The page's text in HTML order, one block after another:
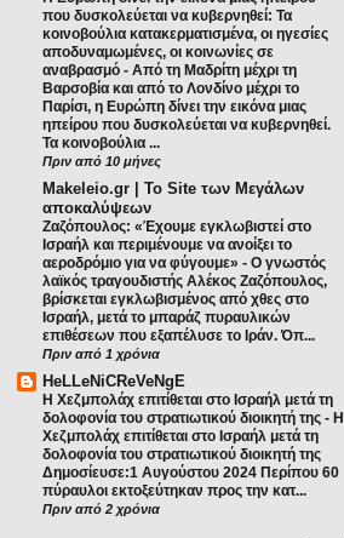
που δυσκολεύεται να κυβερνηθεί: Τα
κοινοβούλια κατακερματισμένα, οι ηγεσίες
αποδυναμωμένες, οι κοινωνίες σε
αναβρασμό - Από τη Μαδρίτη μέχρι τη
Βαρσοβία και από το Λονδίνο μέχρι το
Παρίσι, η Ευρώπη δίνει την εικόνα μιας
ηπείρου που δυσκολεύεται να κυβερνηθεί.
Τα κοινοβούλια ...
Πριν από 10 μήνες
Makeleio.gr | Το Site των Μεγάλων
αποκαλύψεων
Ζαζόπουλος: «Έχουμε εγκλωβιστεί στο
Ισραήλ και περιμένουμε να ανοίξει το
αεροδρόμιο για να φύγουμε» - Ο γνωστός
λαϊκός τραγουδιστής Αλέκος Ζαζόπουλος,
βρίσκεται εγκλωβισμένος από χθες στο
Ισραήλ, μετά το μπαράζ πυραυλικών
επιθέσεων που εξαπέλυσε το Ιράν. Όπ...
Πριν από 1 χρόνια
HeLLeNiCReVeNgE
Η Χεζμπολάχ επιτίθεται στο Ισραήλ μετά τη
δολοφονία του στρατιωτικού διοικητή της - Η
Χεζμπολάχ επιτίθεται στο Ισραήλ μετά τη
δολοφονία του στρατιωτικού διοικητή της
Δημοσίευσε:1 Αυγούστου 2024 Περίπου 60
πύραυλοι εκτοξεύτηκαν προς την κατ...
Πριν από 2 χρόνια